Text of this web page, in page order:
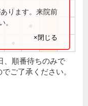
●
ります。来院前
。
×閉じる
、順番待ちのみで
ご了承ください。